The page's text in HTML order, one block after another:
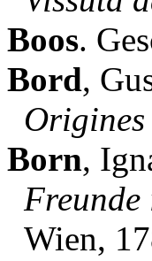
Boos.
Bord,
Born,
Freunde
Wien,